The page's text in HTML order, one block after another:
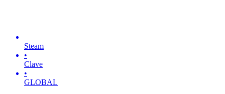
Steam
•
Clave
•
GLOBAL